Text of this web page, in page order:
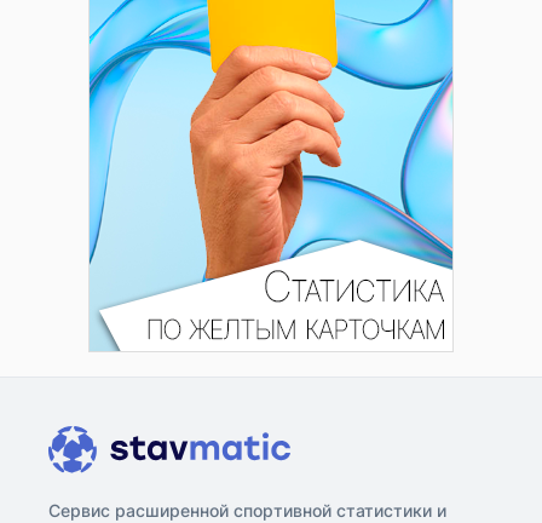
Сервис расширенной спортивной статистики и